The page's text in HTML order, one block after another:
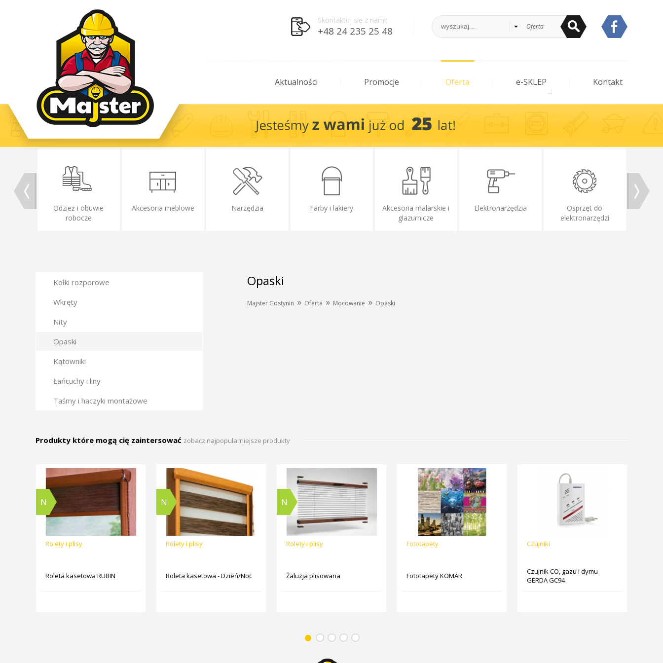
Oferta
Skontaktuj się z nami:
+48 24 235 25 48
Aktualności Promocje Oferta e-SKLEP Kontakt
Odzież i obuwie
robocze
Akcesoria meblowe Narzędzia Farby i lakiery
Akcesoria malarskie i
glazurnicze
Elektronarzędzia
Osprzęt do
elektronarzędzi
Opaski
Majster Gostynin » Oferta » Mocowanie » Opaski
Kołki rozporowe
Wkręty
Nity
Opaski
Kątowniki
Łańcuchy i liny
Taśmy i haczyki montażowe
Produkty które mogą cię zaintersować zobacz najpopularniejsze produkty
N
Rolety i plisy
Roleta kasetowa RUBIN
N
Rolety i plisy
Roleta kasetowa - Dzień/Noc
N
Rolety i plisy
Żaluzja plisowana
Fototapety
Fototapety KOMAR
Czujniki
Czujnik CO, gazu i dymu
GERDA GC94